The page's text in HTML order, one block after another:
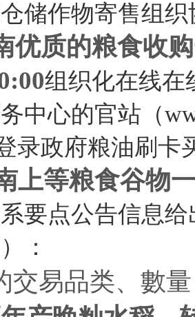
储作物寄售组
优质的粮食收
组织化在线在
中心的官站（
录政府粮油刷
上等粮食谷物
要点公告信息
：
交易品类、數量